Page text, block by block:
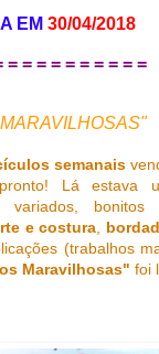
EM 30/04/2018
= = = = = = = = = =
semanais
Lá estava
e costura,
(trabalhos
Maravilhosas" foi